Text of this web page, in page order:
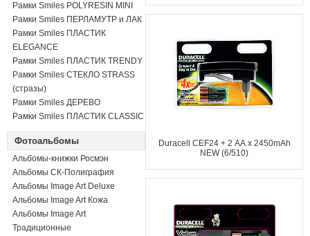
Рамки Smiles POLYRESIN MINI
Рамки Smiles ПЕРЛАМУТР и ЛАК
Рамки Smiles ПЛАСТИК
ELEGANCE
Рамки Smiles ПЛАСТИК TRENDY
Рамки Smiles СТЕКЛО STRASS
(стразы)
Рамки Smiles ДЕРЕВО
Рамки Smiles ПЛАСТИК CLASSIC
Фотоальбомы
Альбомы-книжки Росмэн
Альбомы СК-Полиграфия
Альбомы Image Art Deluxe
Альбомы Image Art Кожа
Альбомы Image Art
Традиционные
Duracell CEF24 + 2 АА х 2450mAh
NEW (6/510)